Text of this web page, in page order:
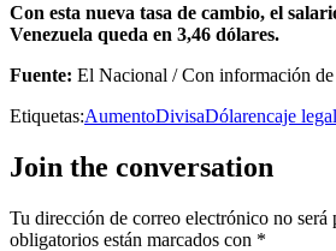
Con esta nueva tasa de cambio, el
Venezuela queda en 3,46 dólares.
Fuente: El Nacional / Con información
Etiquetas:AumentoDivisaDólarencaje legal
Join the conversation
Tu dirección de correo electrónico no será
obligatorios están marcados con *